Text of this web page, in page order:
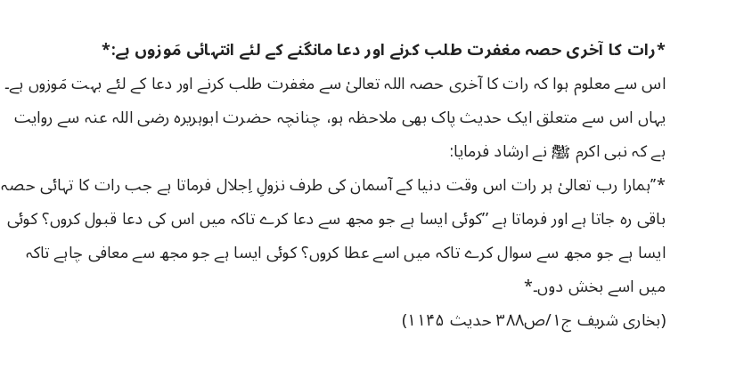
*رات کا آخری حصہ مغفرت طلب کرنے اور دعا مانگنے کے لئے انتہائی مَوزوں ہے:*
اس سے معلوم ہوا کہ رات کا آخری حصہ اللہ تعالیٰ سے مغفرت طلب کرنے اور دعا کے لئے بہت مَوزوں ہے۔
یہاں اس سے متعلق ایک حدیث پاک بھی ملاحظہ ہو، چنانچہ حضرت ابوہریرہ رضی اللہ عنہ سے روایت
ہے کہ نبی اکرم ﷺ نے ارشاد فرمایا:
*’’ہمارا رب تعالیٰ ہر رات اس وقت دنیا کے آسمان کی طرف نزولِ اِجلال فرماتا ہے جب رات کا تہائی حصہ
باقی رہ جاتا ہے اور فرماتا ہے ’’کوئی ایسا ہے جو مجھ سے دعا کرے تاکہ میں اس کی دعا قبول کروں؟ کوئی
ایسا ہے جو مجھ سے سوال کرے تاکہ میں اسے عطا کروں؟ کوئی ایسا ہے جو مجھ سے معافی چاہے تاکہ
میں اسے بخش دوں۔*
(بخاری شریف ج۱/ص۳۸۸ حدیث ۱۱۴۵)